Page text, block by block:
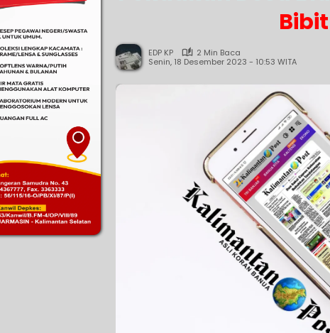
EDP KP
2 Min Baca
Senin, 18 Desember 2023 - 10:53 WITA